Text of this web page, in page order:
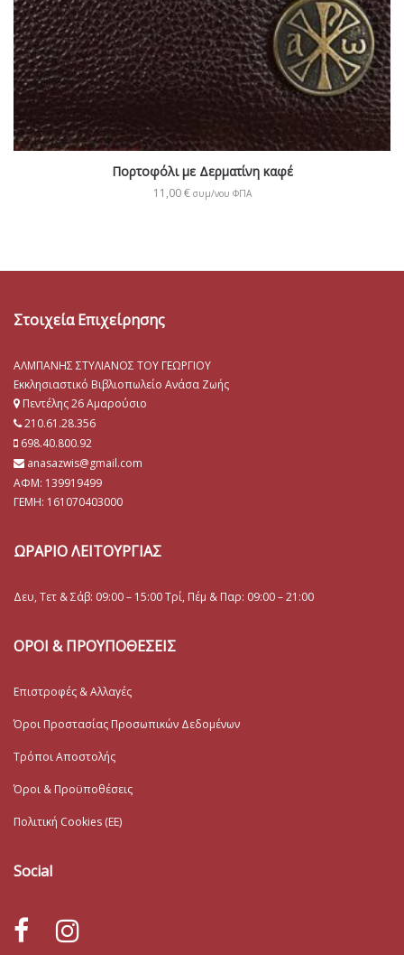
Πορτοφόλι με Δερματίνη καφέ
11,00€ συμ/νου ΦΠΑ
Στοιχεία Επιχείρησης
ΑΛΜΠΑΝΗΣ ΣΤΥΛΙΑΝΟΣ ΤΟΥ ΓΕΩΡΓΙΟΥ
Εκκλησιαστικό Βιβλιοπωλείο Ανάσα Ζωής
Πεντέλης 26 Αμαρούσιο
210.61.28.356
698.40.800.92
anasazwis@gmail.com
ΑΦΜ: 139919499
ΓΕΜΗ: 161070403000
ΩΡΑΡΙΟ ΛΕΙΤΟΥΡΓΙΑΣ
Δευ, Τετ & Σάβ: 09:00 – 15:00 Τρί, Πέμ & Παρ: 09:00 – 21:00
ΟΡΟΙ & ΠΡΟΥΠΟΘΕΣΕΙΣ
Επιστροφές & Αλλαγές
Όροι Προστασίας Προσωπικών Δεδομένων
Τρόποι Αποστολής
Όροι & Προϋποθέσεις
Πολιτική Cookies (ΕΕ)
Social